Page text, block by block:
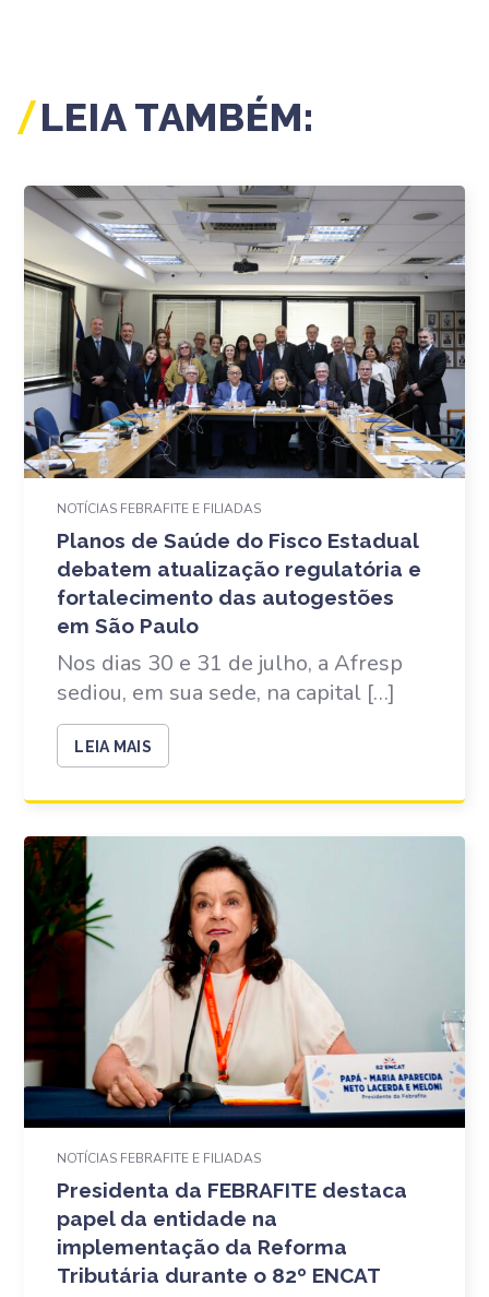
LEIA TAMBÉM:
NOTÍCIAS FEBRAFITE E FILIADAS
Planos de Saúde do Fisco Estadual
debatem atualização regulatória e
fortalecimento das autogestões
em São Paulo
Nos dias 30 e 31 de julho, a Afresp
sediou, em sua sede, na capital […]
LEIA MAIS
NOTÍCIAS FEBRAFITE E FILIADAS
Presidenta da FEBRAFITE destaca
papel da entidade na
implementação da Reforma
Tributária durante o 82º ENCAT